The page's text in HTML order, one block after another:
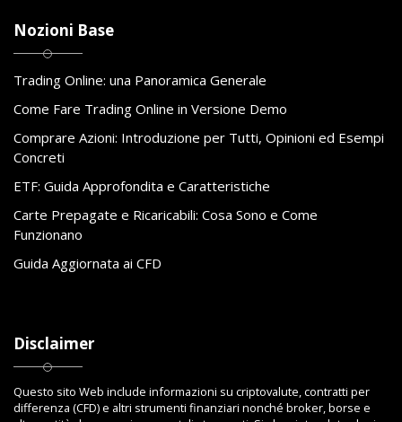
Nozioni Base
Trading Online: una Panoramica Generale
Come Fare Trading Online in Versione Demo
Comprare Azioni: Introduzione per Tutti, Opinioni ed Esempi
Concreti
ETF: Guida Approfondita e Caratteristiche
Carte Prepagate e Ricaricabili: Cosa Sono e Come
Funzionano
Guida Aggiornata ai CFD
Disclaimer
Questo sito Web include informazioni su criptovalute, contratti per
differenza (CFD) e altri strumenti finanziari nonché broker, borse e